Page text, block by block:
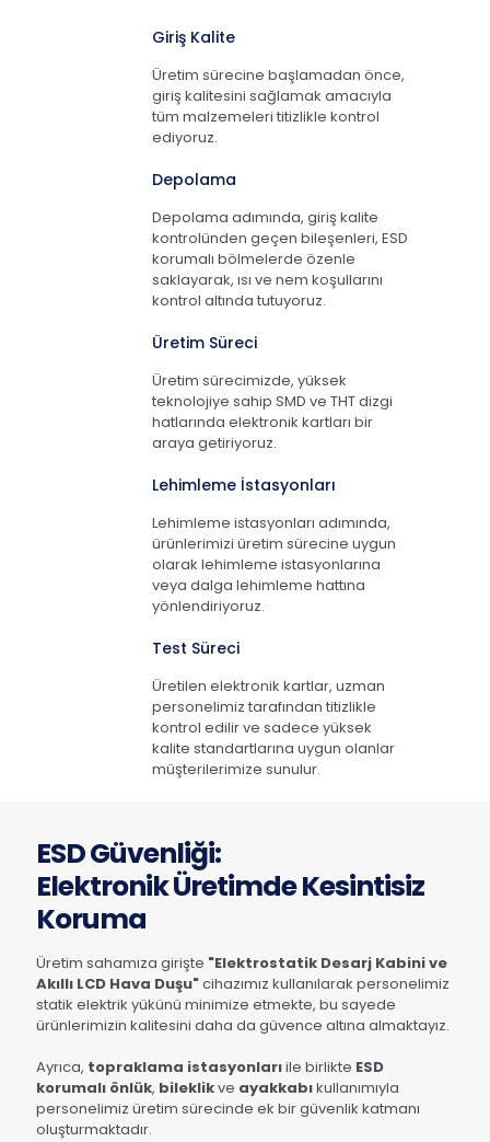
Giriş Kalite
Üretim sürecine başlamadan önce,
giriş kalitesini sağlamak amacıyla
tüm malzemeleri titizlikle kontrol
ediyoruz.
Depolama
Depolama adımında, giriş kalite
kontrolünden geçen bileşenleri, ESD
korumalı bölmelerde özenle
saklayarak, ısı ve nem koşullarını
kontrol altında tutuyoruz.
Üretim Süreci
Üretim sürecimizde, yüksek
teknolojiye sahip SMD ve THT dizgi
hatlarında elektronik kartları bir
araya getiriyoruz.
Lehimleme İstasyonları
Lehimleme istasyonları adımında,
ürünlerimizi üretim sürecine uygun
olarak lehimleme istasyonlarına
veya dalga lehimleme hattına
yönlendiriyoruz.
Test Süreci
Üretilen elektronik kartlar, uzman
personelimiz tarafından titizlikle
kontrol edilir ve sadece yüksek
kalite standartlarına uygun olanlar
müşterilerimize sunulur.
ESD Güvenliği:
Elektronik Üretimde Kesintisiz
Koruma
Üretim sahamıza girişte "Elektrostatik Desarj Kabini ve
Akıllı LCD Hava Duşu"cihazımız kullanılarak personelimiz
statik elektrik yükünü minimize etmekte, bu sayede
ürünlerimizin kalitesini daha da güvence altına almaktayız.
Ayrıca, topraklama istasyonlarıile birlikte ESD
korumalı önlük, bileklikve ayakkabıkullanımıyla
personelimiz üretim sürecinde ek bir güvenlik katmanı
oluşturmaktadır.